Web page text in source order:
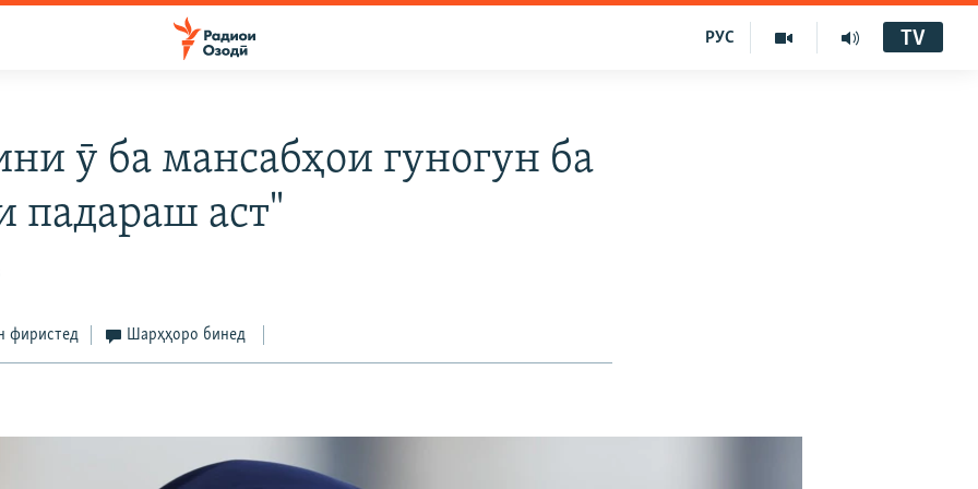
РУС TV
ӯ ба мансабҳои гуногун ба
падараш аст"
фиристед Шарҳҳоро бинед